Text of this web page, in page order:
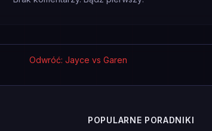
Odwróć: Jayce vs Garen
POPULARNE PORADNIKI